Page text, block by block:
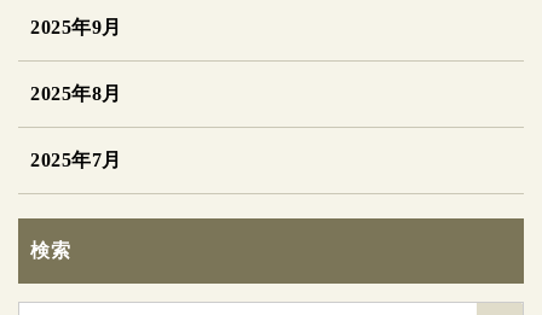
2025年9月
2025年8月
2025年7月
検索